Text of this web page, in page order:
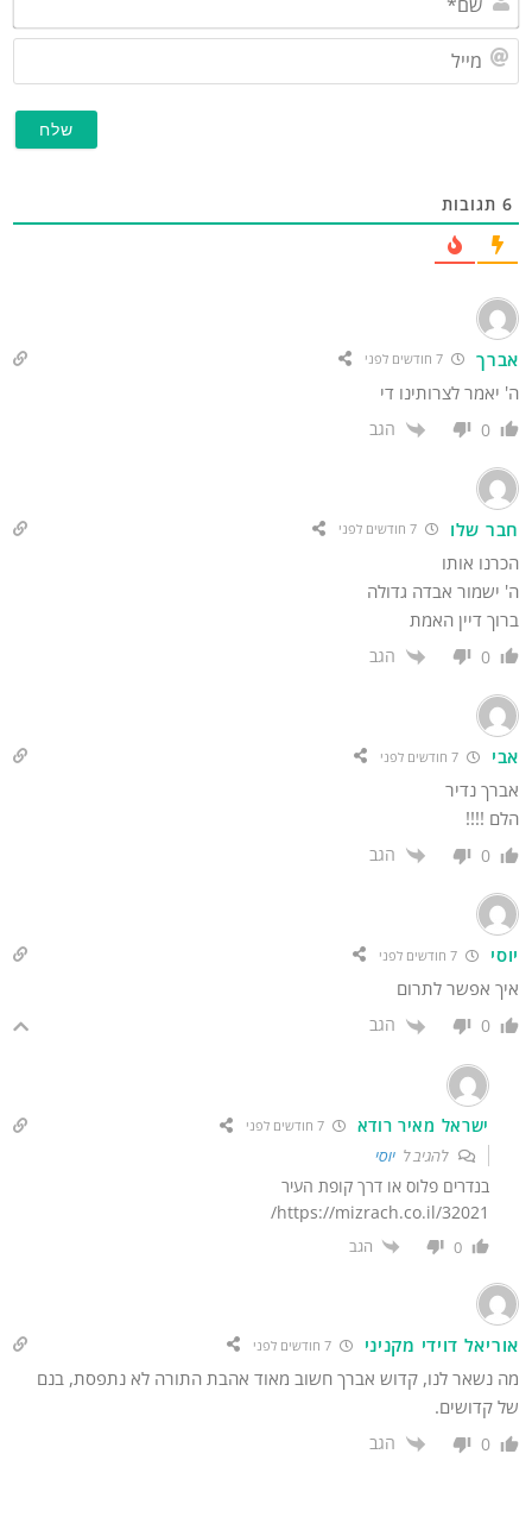
מייל
תגובות
יאמר לצרותינו די
0 הגב
שלו
אותו
ישמור אבדה גדולה
דיין האמת
0 הגב
7 חודשים לפני
נדיר
!!!!
0 הגב
אפשר לתרום
0 הגב
ישראל מאיר רודא 7 חודשים לפני
להגיב ליוסי
בנדרים פלוס או דרך קופת העיר
https://mizrach.co.il/32021/
0 הגב
דוידי מקניני 7 חודשים לפני
נשאר לנו, קדוש אברך חשוב מאוד אהבת התורה לא נתפסת, בנם
קדושים.
0 הגב